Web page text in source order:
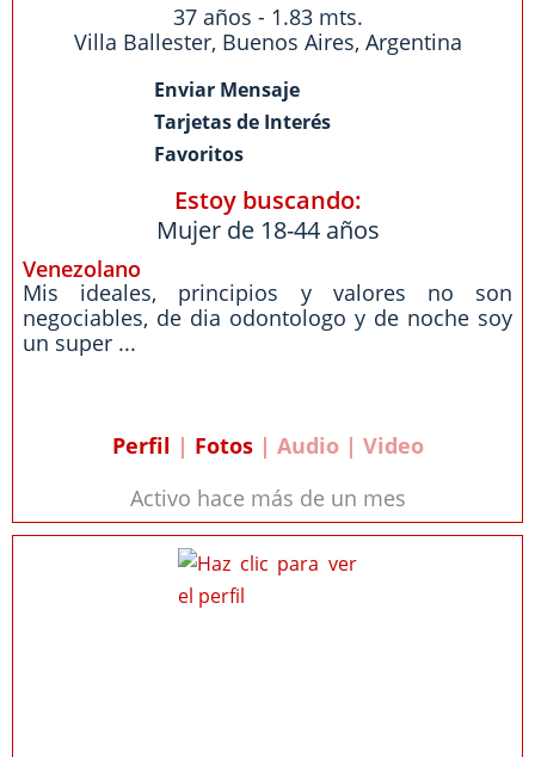
37 años - 1.83 mts.
Villa Ballester, Buenos Aires, Argentina
Enviar Mensaje
Tarjetas de Interés
Favoritos
Estoy buscando:
Mujer de 18-44 años
Venezolano
Mis ideales, principios y valores no son
negociables, de dia odontologo y de noche soy
un super ...
Perfil | Fotos| Audio | Video
Activo hace más de un mes